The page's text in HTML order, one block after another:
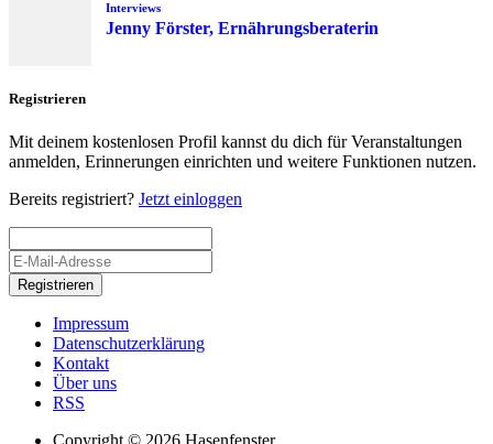
Interviews
Jenny Förster, Ernährungsberaterin
Registrieren
Mit deinem kostenlosen Profil kannst du dich für Veranstaltungen
anmelden, Erinnerungen einrichten und weitere Funktionen nutzen.
Bereits registriert? Jetzt einloggen
Registrieren
Impressum
Datenschutzerklärung
Kontakt
Über uns
RSS